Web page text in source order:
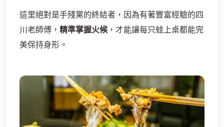
這里絕對是手殘黨的終結者，因為有著豐富經驗的四
川老師傅， 精準掌握火候 ，才能讓每只蛙上桌都能完
美保持身形。